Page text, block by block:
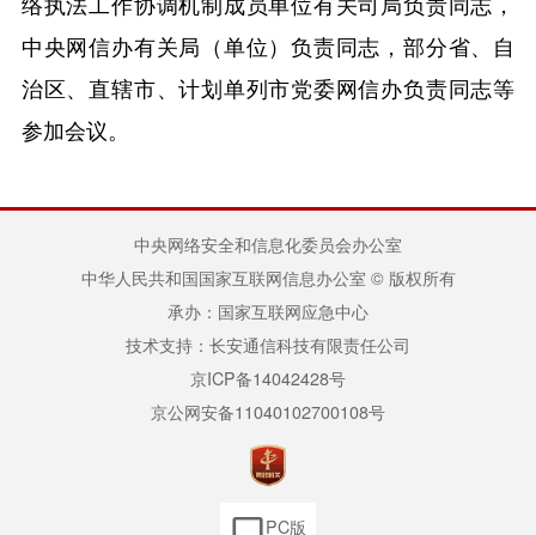
中央网信办有关局（单位）负责同志，部分省、自
治区、直辖市、计划单列市党委网信办负责同志等
参加会议。
中央网络安全和信息化委员会办公室
中华人民共和国国家互联网信息办公室 © 版权所有
承办：国家互联网应急中心
技术支持：长安通信科技有限责任公司
京ICP备14042428号
京公网安备11040102700108号
PC版